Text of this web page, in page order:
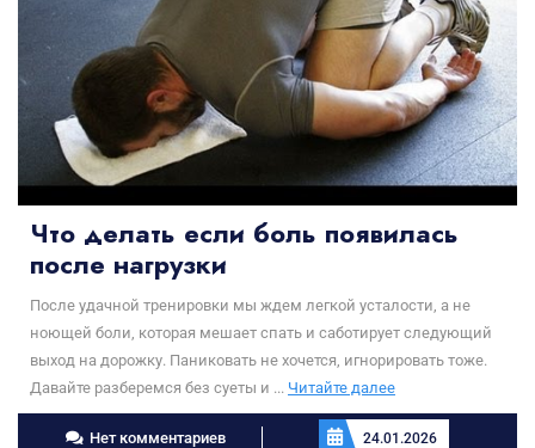
Что делать если боль появилась
после нагрузки
После удачной тренировки мы ждем легкой усталости, а не
ноющей боли, которая мешает спать и саботирует следующий
выход на дорожку. Паниковать не хочется, игнорировать тоже.
Давайте разберемся без суеты и ... Читайте далееЧитайте
далее
Нет комментариев
24.01.2026